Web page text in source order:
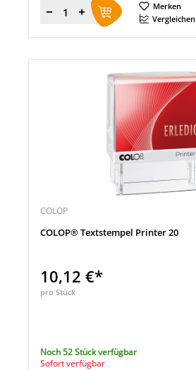
Menge
Merken
Vergleichen
COLOP
COLOP® Textstempel Printer 20
10,12 €*
pro Stück
Noch 52 Stück verfügbar
Sofort verfügbar